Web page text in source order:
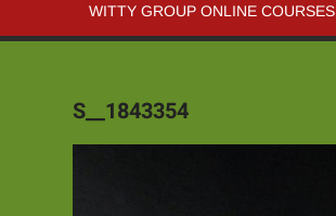
WITTY GROUP ONLINE COURSES‎
S__1843354